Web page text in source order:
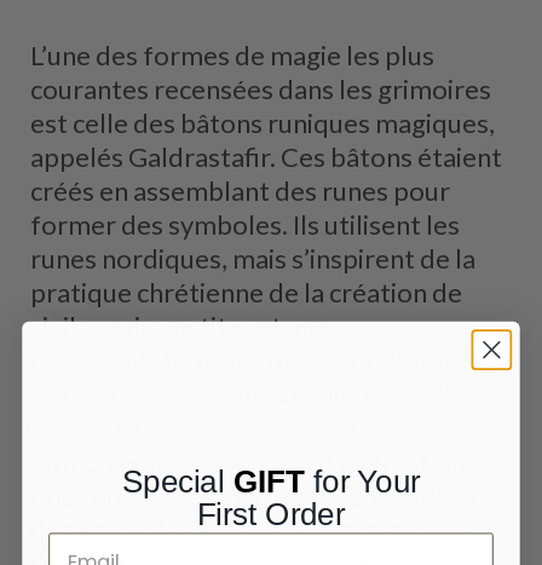
L’une des formes de magie les plus
courantes recensées dans les grimoires
est celle des bâtons runiques magiques,
appelés Galdrastafir. Ces bâtons étaient
créés en assemblant des runes pour
former des symboles. Ils utilisent les
runes nordiques, mais s’inspirent de la
pratique chrétienne de la création de
sigils , qui constituent une
grimoires proposent des Galdrastafir
pour diverses applications, allant de la
détection des voleurs à l’attraction de
Special GIFTfor Your
First Order